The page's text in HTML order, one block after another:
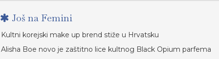
Još na Femini
Kultni korejski make up brend stiže u Hrvatsku
Alisha Boe novo je zaštitno lice kultnog Black Opium parfema